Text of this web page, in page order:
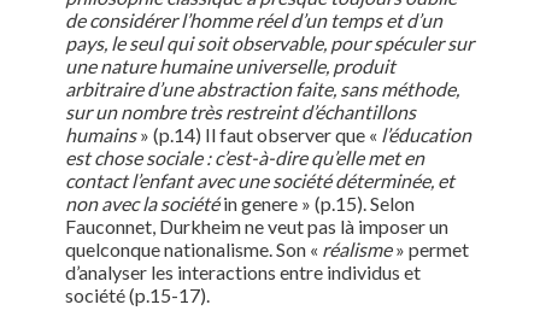
de considérer l’homme réel d’un temps et d’un
pays, le seul qui soit observable, pour spéculer sur
une nature humaine universelle, produit
arbitraire d’une abstraction faite, sans méthode,
sur un nombre très restreint d’échantillons
humains» (p.14) Il faut observer que « l’éducation
est chose sociale : c’est-à-dire qu’elle met en
contact l’enfant avec une société déterminée, et
non avec la sociétéin genere » (p.15). Selon
Fauconnet, Durkheim ne veut pas là imposer un
quelconque nationalisme. Son « réalisme» permet
d’analyser les interactions entre individus et
société (p.15-17).